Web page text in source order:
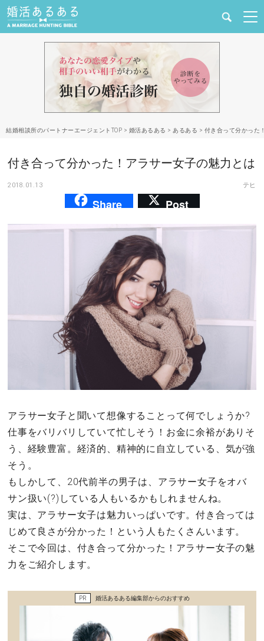
合コン・街コン
マッチングアプリ
結婚相談所
仕事とキャリア
占い・診断
ファッション・美容
グルメ
セックスライフ
不倫・だめ男
結婚相談所のパートナーエージェントTOP > 婚活あるある > あるある > 付き合って分かった
付き合って分かった！アラサー女子の魅力とは
2018.01.13 テヒ
Share Post
アラサー女子と聞いて想像することって何でしょうか?
仕事をバリバリしていて忙しそう！お金に余裕がありそ
う、経験豊富。経済的、精神的に自立している、気が強
そう。
もしかして、20代前半の男子は、アラサー女子をオバ
サン扱い(?)している人もいるかもしれませんね。
実は、アラサー女子は魅力いっぱいです。付き合っては
じめて良さが分かった！という人もたくさんいます。
そこで今回は、付き合って分かった！アラサー女子の魅
力をご紹介します。
PR 婚活あるある編集部からのおすすめ